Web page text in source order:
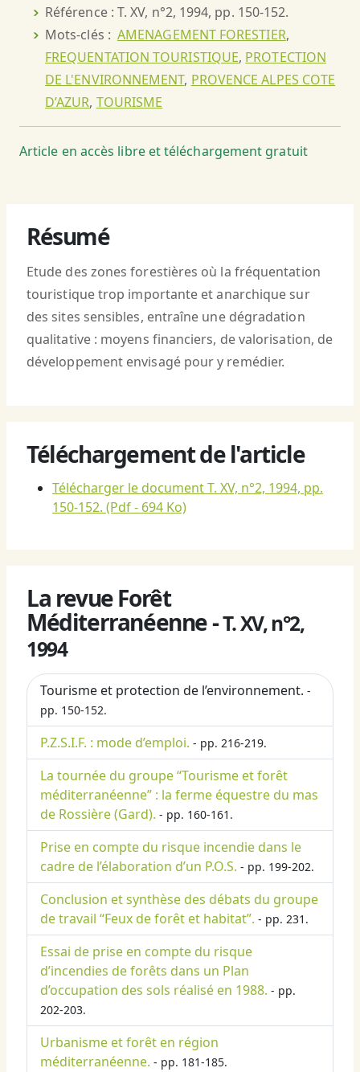
Référence : T. XV, n°2, 1994, pp. 150-152.
Mots-clés :AMENAGEMENT FORESTIER,
FREQUENTATION TOURISTIQUE, PROTECTION
DE L'ENVIRONNEMENT, PROVENCE ALPES COTE
D’AZUR, TOURISME
Article en accès libre et téléchargement gratuit
Résumé
Etude des zones forestières où la fréquentation
touristique trop importante et anarchique sur
des sites sensibles, entraîne une dégradation
qualitative : moyens financiers, de valorisation, de
développement envisagé pour y remédier.
Téléchargement de l'article
Télécharger le document T. XV, n°2, 1994, pp.
150-152. (Pdf - 694 Ko)
La revue Forêt
Méditerranéenne -T. XV, n°2,
1994
Tourisme et protection de l’environnement. -
pp. 150-152.
P.Z.S.I.F. : mode d’emploi. - pp. 216-219.
La tournée du groupe “Tourisme et forêt
méditerranéenne” : la ferme équestre du mas
de Rossière (Gard). - pp. 160-161.
Prise en compte du risque incendie dans le
cadre de l’élaboration d’un P.O.S. - pp. 199-202.
Conclusion et synthèse des débats du groupe
de travail “Feux de forêt et habitat”. - pp. 231.
Essai de prise en compte du risque
d’incendies de forêts dans un Plan
d’occupation des sols réalisé en 1988. - pp.
202-203.
Urbanisme et forêt en région
méditerranéenne. - pp. 181-185.